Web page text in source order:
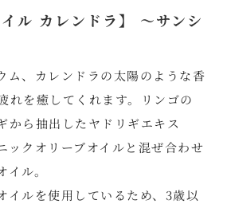
イル カレンドラ】 ～サンシ
ム、カレンドラの太陽のような香
れを癒してくれます。リンゴの
から抽出したヤドリギエキス
ックオリーブオイルと混ぜ合わせ
ル。
イルを使用しているため、3歳以